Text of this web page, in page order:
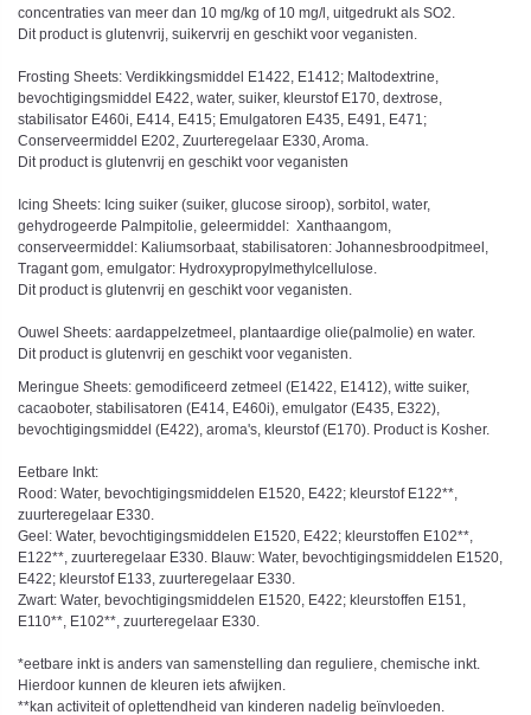
concentraties van meer dan 10 mg/kg of 10 mg/l, uitgedrukt als SO2.
Dit product is glutenvrij, suikervrij en geschikt voor veganisten.
Frosting Sheets: Verdikkingsmiddel E1422, E1412; Maltodextrine,
bevochtigingsmiddel E422, water, suiker, kleurstof E170, dextrose,
stabilisator E460i, E414, E415; Emulgatoren E435, E491, E471;
Conserveermiddel E202, Zuurteregelaar E330, Aroma.
Dit product is glutenvrij en geschikt voor veganisten
Icing Sheets: Icing suiker (suiker, glucose siroop), sorbitol, water,
gehydrogeerde Palmpitolie, geleermiddel: Xanthaangom,
conserveermiddel: Kaliumsorbaat, stabilisatoren: Johannesbroodpitmeel,
Tragant gom, emulgator: Hydroxypropylmethylcellulose.
Dit product is glutenvrij en geschikt voor veganisten.
Ouwel Sheets: aardappelzetmeel, plantaardige olie(palmolie) en water.
Dit product is glutenvrij en geschikt voor veganisten.
Meringue Sheets: gemodificeerd zetmeel (E1422, E1412), witte suiker,
cacaoboter, stabilisatoren (E414, E460i), emulgator (E435, E322),
bevochtigingsmiddel (E422), aroma's, kleurstof (E170). Product is Kosher.
Eetbare Inkt:
Rood: Water, bevochtigingsmiddelen E1520, E422; kleurstof E122**,
zuurteregelaar E330.
Geel: Water, bevochtigingsmiddelen E1520, E422; kleurstoffen E102**,
E122**, zuurteregelaar E330. Blauw: Water, bevochtigingsmiddelen E1520,
E422; kleurstof E133, zuurteregelaar E330.
Zwart: Water, bevochtigingsmiddelen E1520, E422; kleurstoffen E151,
E110**, E102**, zuurteregelaar E330.
*eetbare inkt is anders van samenstelling dan reguliere, chemische inkt.
Hierdoor kunnen de kleuren iets afwijken.
**kan activiteit of oplettendheid van kinderen nadelig beïnvloeden.